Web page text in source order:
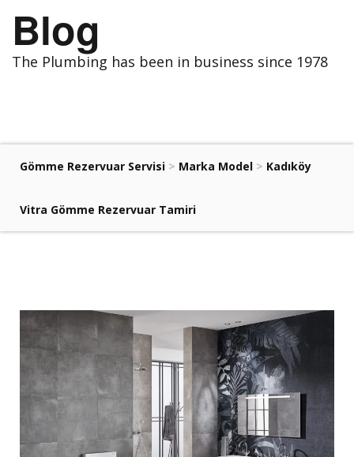
Blog
The Plumbing has been in business since 1978
Gömme Rezervuar Servisi > Marka Model > Kadıköy
Vitra Gömme Rezervuar Tamiri